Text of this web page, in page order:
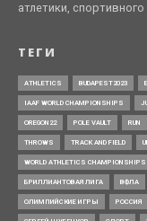
атлетики,
ТЕГИ
ATHLETICS BUDAPEST2023
IAAF WORLD CHAMPIONSHIPS
OREGON22 POLE VAULT RUN
THROWS TRACK AND FIELD
WORLD ATHLETICS CHAMPIONSHIPS
БРИЛЛИАНТОВАЯ ЛИГА ВФЛА
ОЛИМПИЙСКИЕ ИГРЫ РОССИЯ